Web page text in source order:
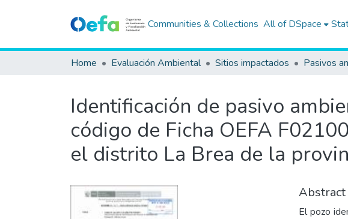
Communities & Collections All of DSpace
Home Evaluación Ambiental Sitios impactados Pasivos
Identificación de pasivo
código de Ficha OEFA
el distrito La Brea de la
Abstract
El pozo